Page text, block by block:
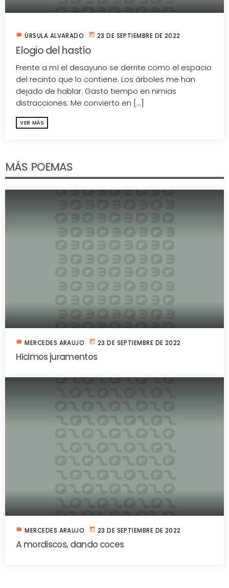
label ÚRSULA ALVARADO today 23 DE SEPTIEMBRE DE 2022
Elogio del hastío
Frente a mí el desayuno se derrite como el espacio
del recinto que lo contiene. Los árboles me han
dejado de hablar. Gasto tiempo en nimias
distracciones: Me convierto en [...]
VER MÁS
MÁS POEMAS
label MERCEDES ARAUJO today 23 DE SEPTIEMBRE DE 2022
Hicimos juramentos
label MERCEDES ARAUJO today 23 DE SEPTIEMBRE DE 2022
A mordiscos, dando coces